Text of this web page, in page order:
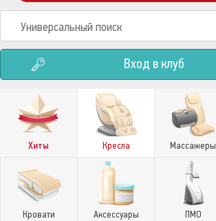
Вход в клуб
Хиты Кресла Массажеры
Кровати Аксессуары ПМО